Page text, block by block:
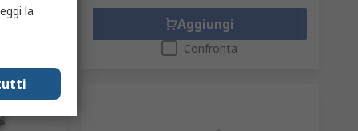
Aggiungi
Confronta
la